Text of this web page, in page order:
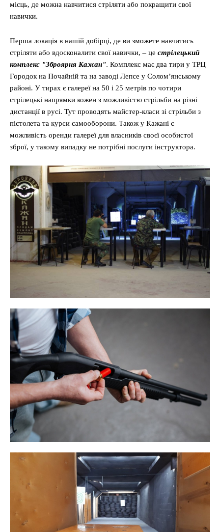
місць, де можна навчитися стріляти або покращити свої
навички.
Перша локація в нашій добірці, де ви зможете навчитись
стріляти або вдосконалити свої навички, – це стрілецький
комплекс "Зброярня Кажан". Комплекс має два тири у ТРЦ
Городок на Почайній та на заводі Лепсе у Солом’янському
районі. У тирах є галереї на 50 і 25 метрів по чотири
стрілецькі напрямки кожен з можливістю стрільби на різні
дистанції в русі. Тут проводять майстер-класи зі стрільби з
пістолета та курси самооборони. Також у Кажані є
можливість оренди галереї для власників своєї особистої
зброї, у такому випадку не потрібні послуги інструктора.